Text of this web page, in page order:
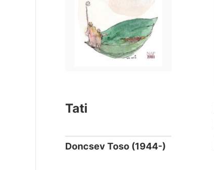
Tati
Doncsev Toso (1944-)